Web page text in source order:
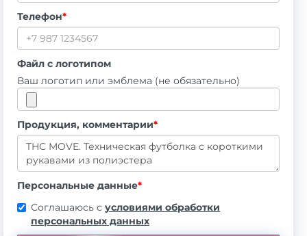
Телефон*
Файл с логотипом
Ваш логотип или эмблема (не обязательно)
Продукция, комментарии*
Персональные данные*
Соглашаюсь с условиями обработки
персональных данных